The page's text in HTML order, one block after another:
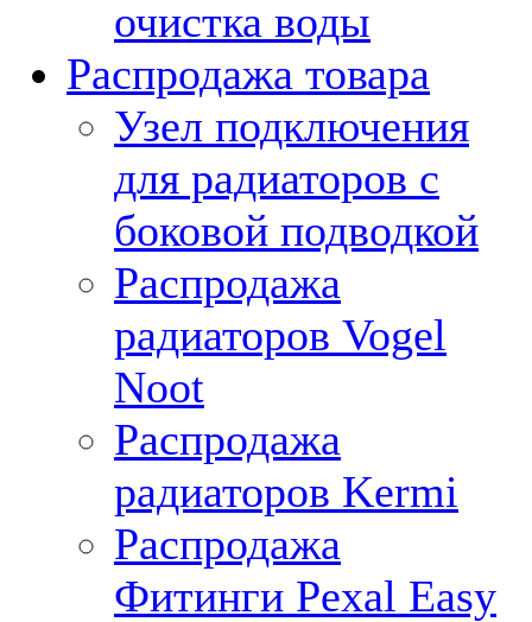
очистка воды
Распродажа товара
Узел подключения
для радиаторов с
боковой подводкой
Распродажа
радиаторов Vogel
Noot
Распродажа
радиаторов Kermi
Распродажа
Фитинги Pexal Easy